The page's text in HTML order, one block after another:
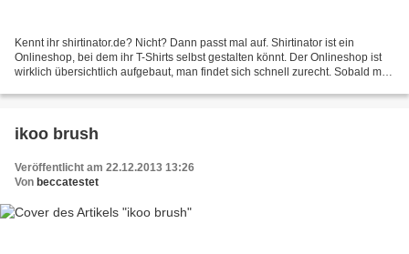
Kennt ihr shirtinator.de? Nicht? Dann passt mal auf. Shirtinator ist ein
Onlineshop, bei dem ihr T-Shirts selbst gestalten könnt. Der Onlineshop ist
wirklich übersichtlich aufgebaut, man findet sich schnell zurecht. Sobald man
ikoo brush
Veröffentlicht am 22.12.2013 13:26
Von beccatestet